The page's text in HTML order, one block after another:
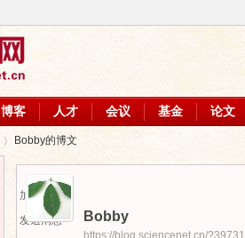
博客 人才 会议 基金 论文
Bobby的博文
加为好友
发送消息
Bobby
https://blog.sciencenet.cn/?39731